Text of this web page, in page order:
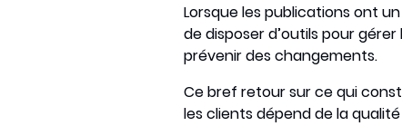
Lorsque les publications ont
de disposer d’outils pour
prévenir des changements.
Ce bref retour sur ce qui
les clients dépend de la